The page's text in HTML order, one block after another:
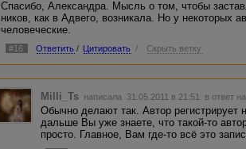
Спасибо, Александра. Мысль о том, чтобы
ников, как в Адвего, возникала. Но у некоторых
человеческие.
#16 Ответить / Цитировать / Скрыть ветку
Milli_Ts написала 31.05.2011 в 21:51 в ответ
Обычно делают так. Автор регистрирует
дальше Вы уже знаете, что такой-то
просто. Главное, Вам где-то всё это